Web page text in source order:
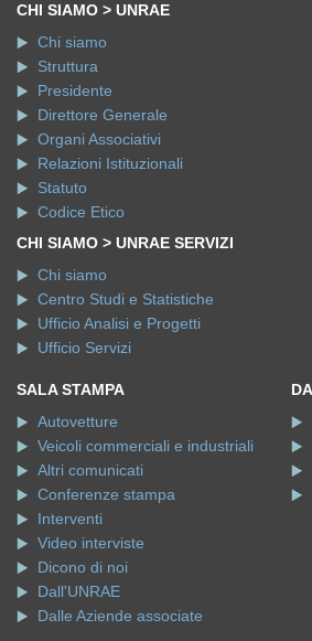
CHI SIAMO > UNRAE
Chi siamo
Struttura
Presidente
Direttore Generale
Organi Associativi
Relazioni Istituzionali
Statuto
Codice Etico
CHI SIAMO > UNRAE SERVIZI
Chi siamo
Centro Studi e Statistiche
Ufficio Analisi e Progetti
Ufficio Servizi
SALA STAMPA
Autovetture
Veicoli commerciali e industriali
Altri comunicati
Conferenze stampa
Interventi
Video interviste
Dicono di noi
Dall'UNRAE
Dalle Aziende associate